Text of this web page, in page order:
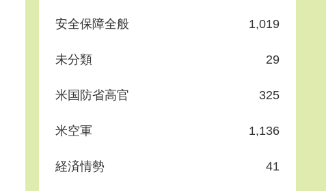
安全保障全般 1,019
未分類 29
米国防省高官 325
米空軍 1,136
経済情勢 41